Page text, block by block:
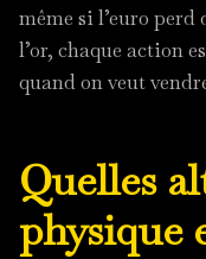
même si l’euro perd
l’or, chaque action
quand on veut
Quelles
physique